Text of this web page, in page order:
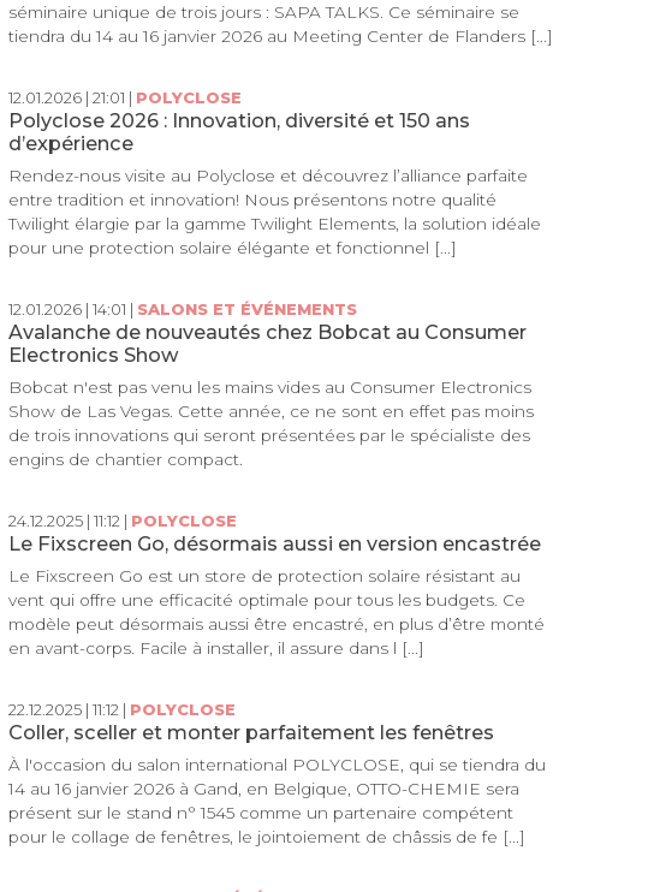
séminaire unique de trois jours : SAPA TALKS. Ce séminaire se
tiendra du 14 au 16 janvier 2026 au Meeting Center de Flanders [...]
12.01.2026 | 21:01 | POLYCLOSE
Polyclose 2026 : Innovation, diversité et 150 ans
d’expérience
Rendez-nous visite au Polyclose et découvrez l’alliance parfaite
entre tradition et innovation! Nous présentons notre qualité
Twilight élargie par la gamme Twilight Elements, la solution idéale
pour une protection solaire élégante et fonctionnel [...]
12.01.2026 | 14:01 | SALONS ET ÉVÉNEMENTS
Avalanche de nouveautés chez Bobcat au Consumer
Electronics Show
Bobcat n'est pas venu les mains vides au Consumer Electronics
Show de Las Vegas. Cette année, ce ne sont en effet pas moins
de trois innovations qui seront présentées par le spécialiste des
engins de chantier compact.
24.12.2025 | 11:12 | POLYCLOSE
Le Fixscreen Go, désormais aussi en version encastrée
Le Fixscreen Go est un store de protection solaire résistant au
vent qui offre une efficacité optimale pour tous les budgets. Ce
modèle peut désormais aussi être encastré, en plus d’être monté
en avant-corps. Facile à installer, il assure dans l [...]
22.12.2025 | 11:12 | POLYCLOSE
Coller, sceller et monter parfaitement les fenêtres
À l'occasion du salon international POLYCLOSE, qui se tiendra du
14 au 16 janvier 2026 à Gand, en Belgique, OTTO-CHEMIE sera
présent sur le stand n° 1545 comme un partenaire compétent
pour le collage de fenêtres, le jointoiement de châssis de fe [...]